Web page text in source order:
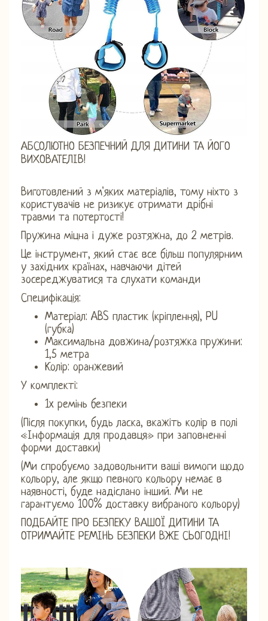
АБСОЛЮТНО БЕЗПЕЧНИЙ ДЛЯ ДИТИНИ ТА ЙОГО
ВИХОВАТЕЛІВ!
Виготовлений з м'яких матеріалів, тому ніхто з
користувачів не ризикує отримати дрібні
травми та потертості!
Пружина міцна і дуже розтяжна, до 2 метрів.
Це інструмент, який стає все більш популярним
у західних країнах, навчаючи дітей
зосереджуватися та слухати команди
Специфікація:
Матеріал: ABS пластик (кріплення), PU
(губка)
Максимальна довжина/розтяжка пружини:
1,5 метра
Колір: оранжевий
У комплекті:
1x ремінь безпеки
(Після покупки, будь ласка, вкажіть колір в полі
«Інформація для продавця» при заповненні
форми доставки)
(Ми спробуємо задовольнити ваші вимоги щодо
кольору, але якщо певного кольору немає в
наявності, буде надіслано інший. Ми не
гарантуємо 100% доставку вибраного кольору)
ПОДБАЙТЕ ПРО БЕЗПЕКУ ВАШОЇ ДИТИНИ ТА
ОТРИМАЙТЕ РЕМІНЬ БЕЗПЕКИ ВЖЕ СЬОГОДНІ!